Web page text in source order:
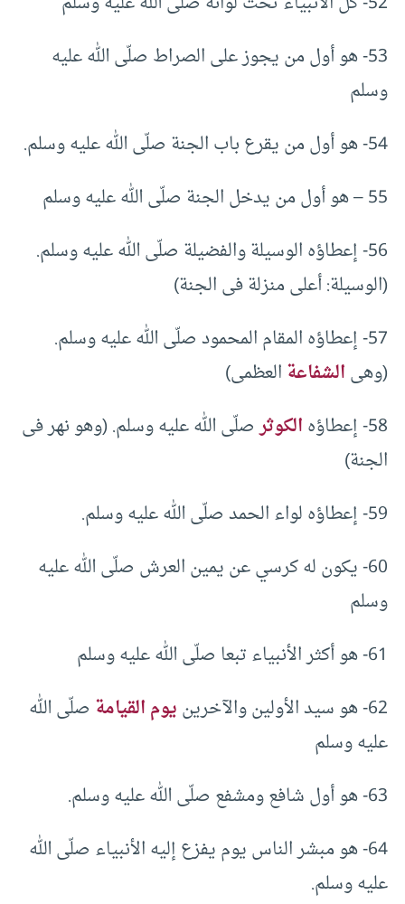
53- هو أول من يجوز على الصراط صلّى الله عليه
وسلم
54- هو أول من يقرع باب الجنة صلّى الله عليه وسلم.
55 – هو أول من يدخل الجنة صلّى الله عليه وسلم
56- إعطاؤه الوسيلة والفضيلة صلّى الله عليه وسلم.
(الوسيلة: أعلى منزلة فى الجنة)
57- إعطاؤه المقام المحمود صلّى الله عليه وسلم.
(وهىالشفاعةالعظمى)
58- إعطاؤه
الكوثرصلّى الله عليه وسلم. (وهو نهر فى
الجنة)
59- إعطاؤه لواء الحمد صلّى الله عليه وسلم.
60- يكون له كرسي عن يمين العرش صلّى الله عليه
وسلم
61- هو أكثر الأنبياء تبعا صلّى الله عليه وسلم
62- هو سيد الأولين والآخرين
يوم القيامة صلّى الله
عليه وسلم
63- هو أول شافع ومشفع صلّى الله عليه وسلم.
64- هو مبشر الناس يوم يفزع إليه الأنبياء صلّى الله
عليه وسلم.